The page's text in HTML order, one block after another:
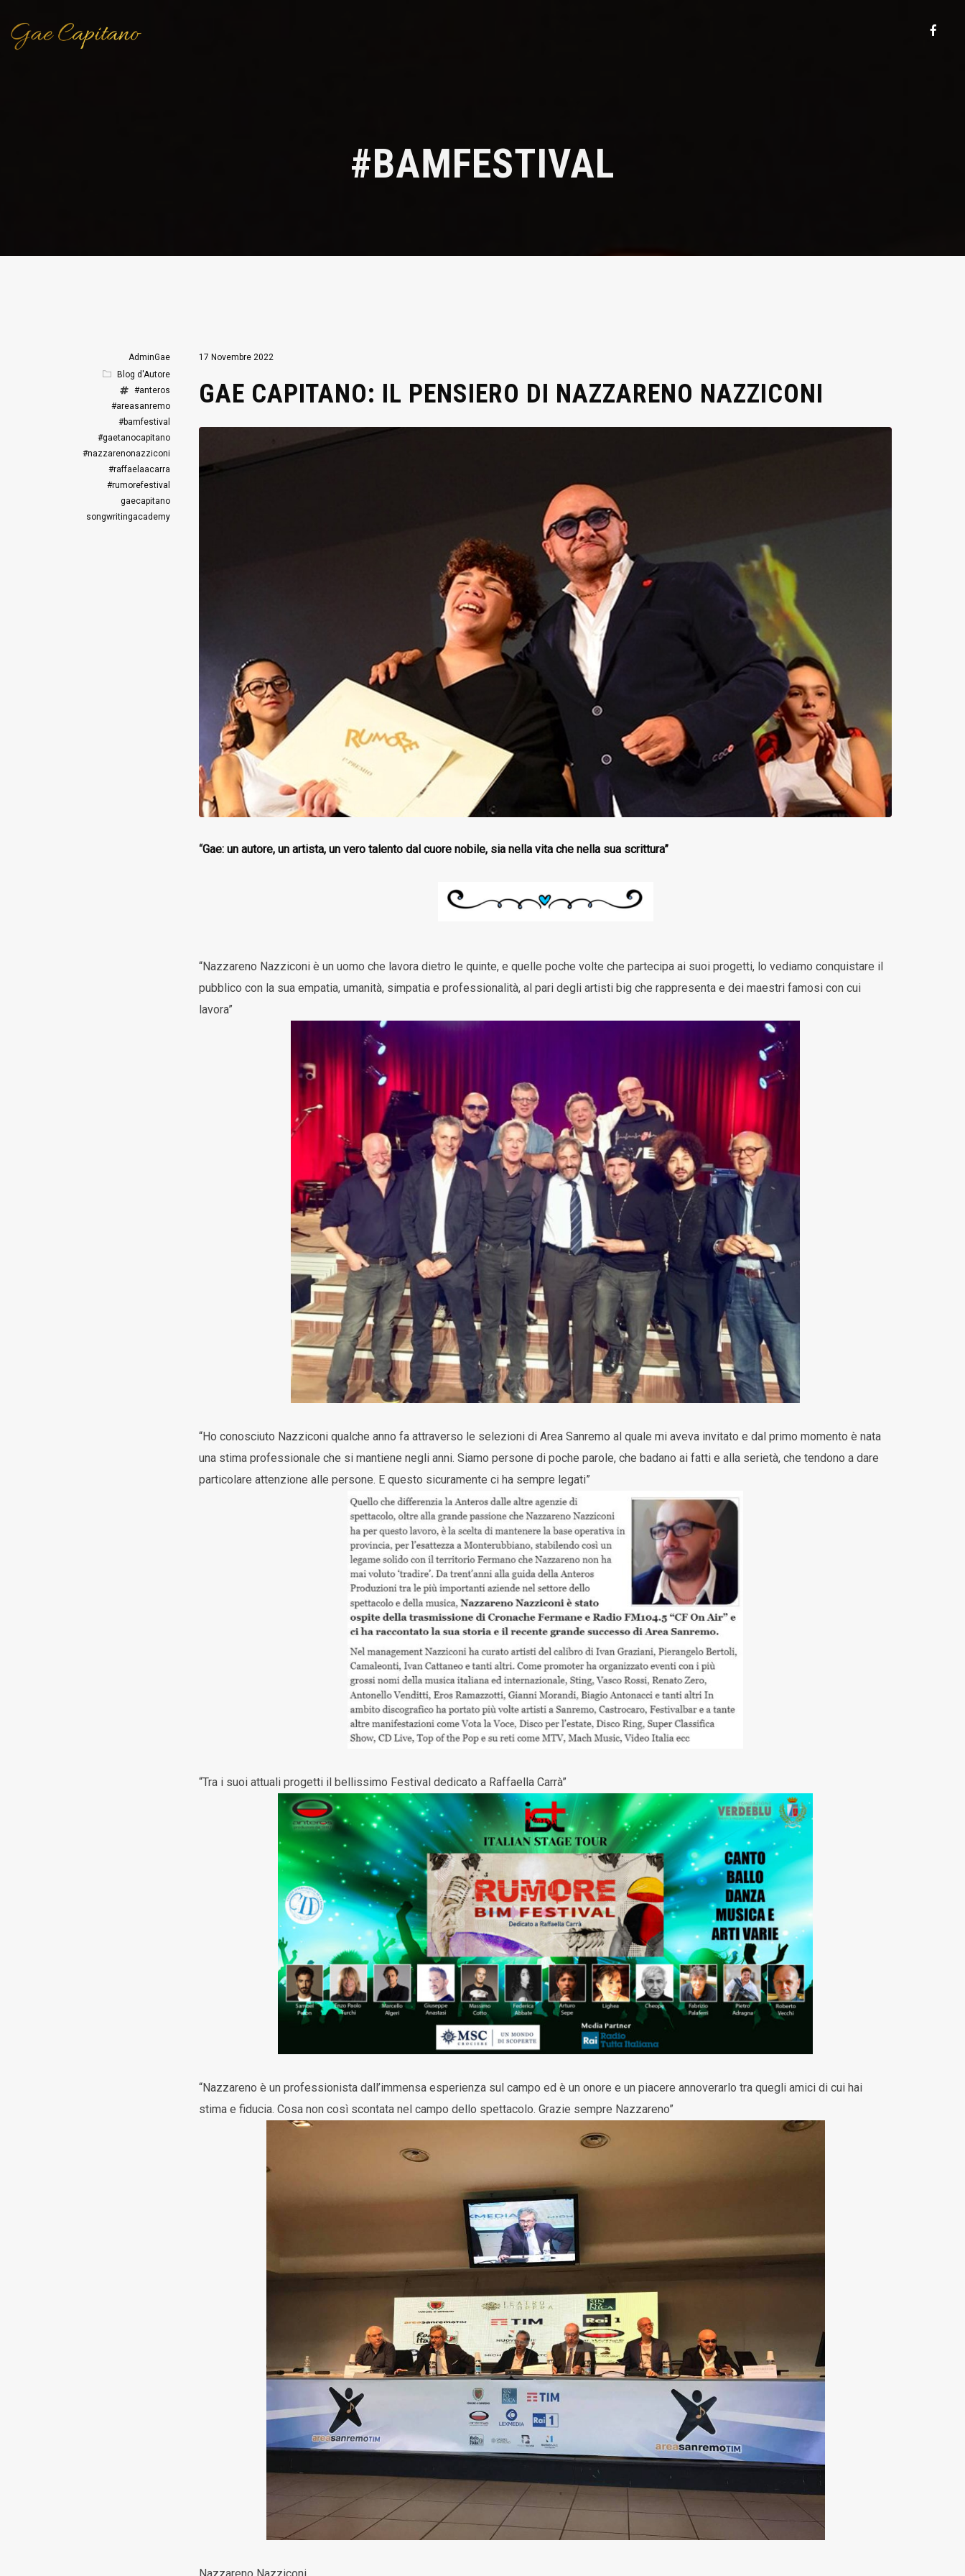
#BAMFESTIVAL
17 Novembre 2022
GAE CAPITANO: IL PENSIERO DI NAZZARENO NAZZICONI
“Gae: un autore, un artista, un vero talento dal cuore nobile, sia nella vita che nella sua scrittura”
“Nazzareno Nazziconi è un uomo che lavora dietro le quinte, e quelle poche volte che partecipa ai suoi progetti, lo vediamo conquistare il
pubblico con la sua empatia, umanità, simpatia e professionalità, al pari degli artisti big che rappresenta e dei maestri famosi con cui
lavora”
“Ho conosciuto Nazziconi qualche anno fa attraverso le selezioni di Area Sanremo al quale mi aveva invitato e dal primo momento è nata
una stima professionale che si mantiene negli anni. Siamo persone di poche parole, che badano ai fatti e alla serietà, che tendono a dare
particolare attenzione alle persone. E questo sicuramente ci ha sempre legati”
“Tra i suoi attuali progetti il bellissimo Festival dedicato a Raffaella Carrà”
“Nazzareno è un professionista dall’immensa esperienza sul campo ed è un onore e un piacere annoverarlo tra quegli amici di cui hai
stima e fiducia. Cosa non così scontata nel campo dello spettacolo. Grazie sempre Nazzareno”
AdminGae
Blog d'Autore
#anteros
#areasanremo
#bamfestival
#gaetanocapitano
#nazzarenonazziconi
#raffaelaacarra
#rumorefestival
gaecapitano
songwritingacademy